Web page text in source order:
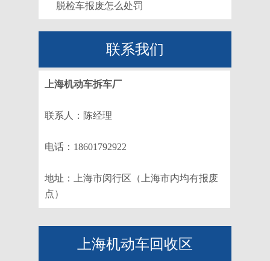
脱检车报废怎么处罚
联系我们
上海机动车拆车厂
联系人：陈经理
电话：18601792922
地址：上海市闵行区（上海市内均有报废
点）
上海机动车回收区